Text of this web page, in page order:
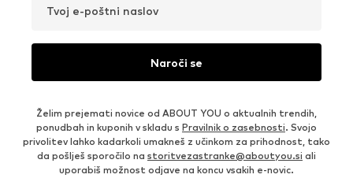
Tvoj e-poštni naslov
Naroči se
Želim prejemati novice od ABOUT YOU o aktualnih trendih,
ponudbah in kuponih v skladu s Pravilnik o zasebnosti. Svojo
privolitev lahko kadarkoli umakneš z učinkom za prihodnost, tako
da pošlješ sporočilo na storitvezastranke@aboutyou.si ali
uporabiš možnost odjave na koncu vsakih e-novic.